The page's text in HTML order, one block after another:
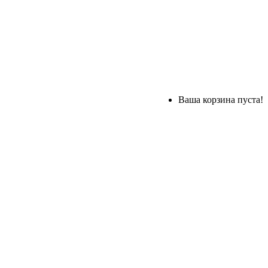
Ваша корзина пуста!